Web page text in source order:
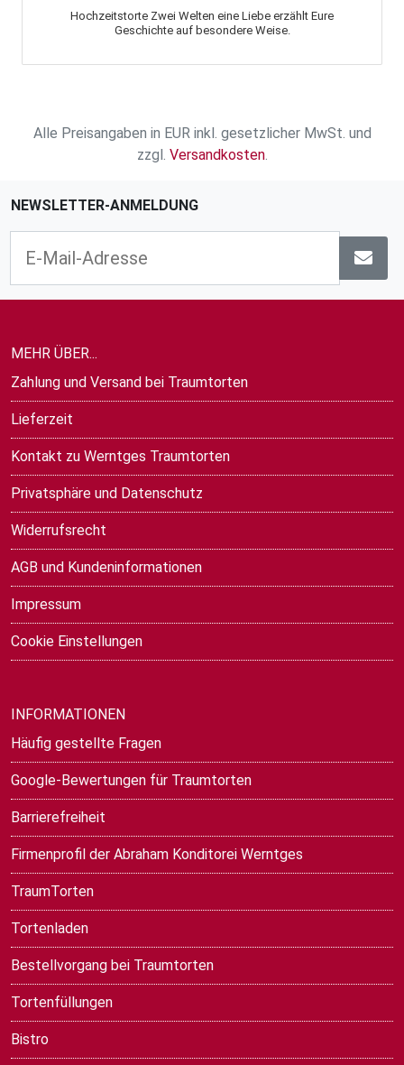
Hochzeitstorte Zwei Welten eine Liebe erzählt Eure
Geschichte auf besondere Weise.
Alle Preisangaben in EUR inkl. gesetzlicher MwSt. und
zzgl. Versandkosten.
NEWSLETTER-ANMELDUNG
MEHR ÜBER...
Zahlung und Versand bei Traumtorten
Lieferzeit
Kontakt zu Werntges Traumtorten
Privatsphäre und Datenschutz
Widerrufsrecht
AGB und Kundeninformationen
Impressum
Cookie Einstellungen
INFORMATIONEN
Häufig gestellte Fragen
Google-Bewertungen für Traumtorten
Barrierefreiheit
Firmenprofil der Abraham Konditorei Werntges
TraumTorten
Tortenladen
Bestellvorgang bei Traumtorten
Tortenfüllungen
Bistro